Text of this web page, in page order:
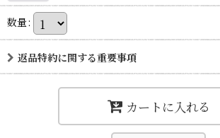
数量:
返品特約に関する重要事項
カートに入れる